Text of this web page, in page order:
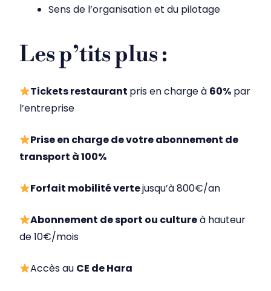
Sens de l’organisation et du pilotage
Les p’tits plus :
Tickets restaurant pris en charge à 60% par
l’entreprise
Prise en charge de votre abonnement de
transport à 100%
Forfait mobilité vertejusqu’à 800€/an
Abonnement de sport ou cultureà hauteur
de 10€/mois
Accès au CE de Hara